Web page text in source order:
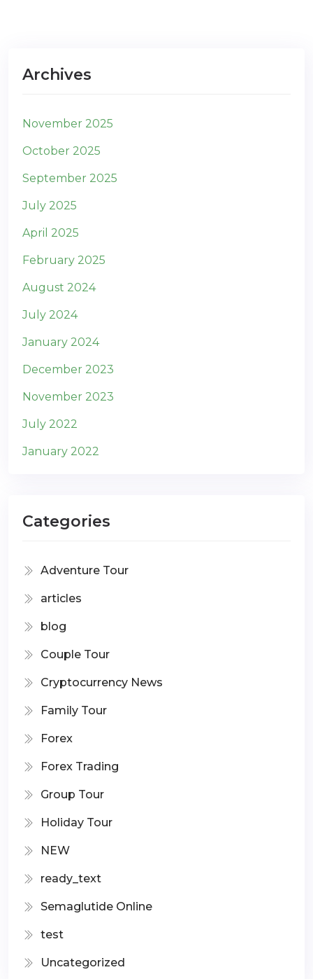
Archives
November 2025
October 2025
September 2025
July 2025
April 2025
February 2025
August 2024
July 2024
January 2024
December 2023
November 2023
July 2022
January 2022
Categories
Adventure Tour
articles
blog
Couple Tour
Cryptocurrency News
Family Tour
Forex
Forex Trading
Group Tour
Holiday Tour
NEW
ready_text
Semaglutide Online
test
Uncategorized